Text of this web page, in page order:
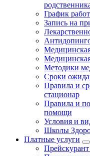
График
Запись на
Методики
Сроки
Правила и
стационар
Правила и
помощи
Условия и
Школы
Платные услуги